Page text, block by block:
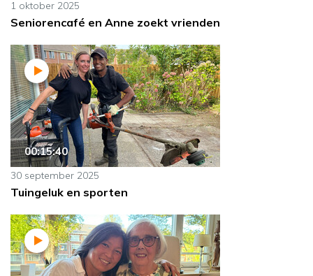
1 oktober 2025
Seniorencafé en Anne zoekt vrienden
00:15:40
30 september 2025
Tuingeluk en sporten